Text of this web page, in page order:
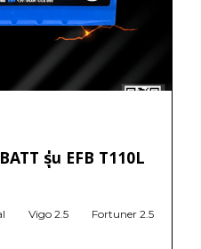
รุ่น EFB T110L
Vigo 2.5 Fortuner 2.5